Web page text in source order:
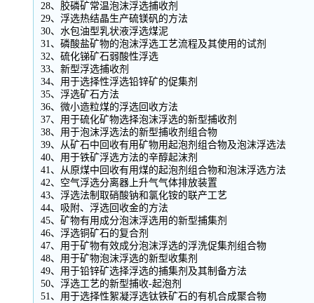
28、胶磷矿常温泡沫浮选捕收剂
29、浮选热结晶生产硫镁矾的方法
30、水包油型乳状液浮选煤泥
31、磷酸盐矿物的泡沫浮选工艺流程及其使用的试剂
32、硫化锑矿石弱酸性浮选
33、新型浮选捕收剂
34、用于选择性浮选铅锌矿的促集剂
35、浮选矿石方法
36、微小造粒煤的浮选回收方法
37、用于硫化矿物选择泡沫浮选的新型捕收剂
38、用于泡沫浮选法的新型捕收剂组合物
39、从矿石中回收有用矿物用起泡剂组合物及泡沫浮选法
40、用于铁矿浮选方法的辛醇起沫剂
41、从原煤中回收有用煤的起泡剂组合物和泡沫浮选方法
42、空气浮选分离器上升气气体排放装置
43、浮选法制取硝酸钠和氯化铵的联产工艺
44、吸附、浮选回收金的方法
45、矿物有用成分泡沫浮选用的新型捕集剂
46、浮选铜矿石的复合剂
47、用于矿物有效成分泡沫浮选的浮洗促集剂组合物
48、用于矿物泡沫浮选的新型收集剂
49、用于铅锌矿选择浮选的捕集剂及其制备方法
50、浮选工艺的新型捕收-起泡剂
51、用于选择性絮凝浮选钛铁矿石的有机合成聚合物